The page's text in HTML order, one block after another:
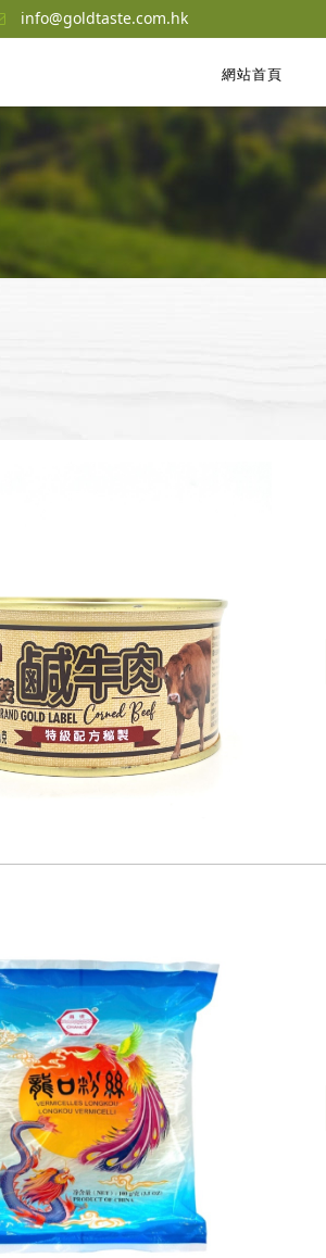
info@goldtaste.com.hk
網站首頁